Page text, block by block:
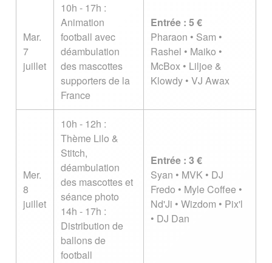
Mar.
7
juillet
10h - 17h :
Animation
football avec
déambulation
des mascottes
supporters de la
France
Entrée : 5 €
Pharaon • Sam •
Rashel • Maiko •
McBox • Liljoe &
Klowdy • VJ Awax
Mer.
8
juillet
10h - 12h :
Thème Lilo &
Stitch,
déambulation
des mascottes et
séance photo
14h - 17h :
Distribution de
ballons de
football
Entrée : 3 €
Syan • MVK • DJ
Fredo • Myle Coffee •
Nd'Ji • Wizdom • Pix'l
• DJ Dan